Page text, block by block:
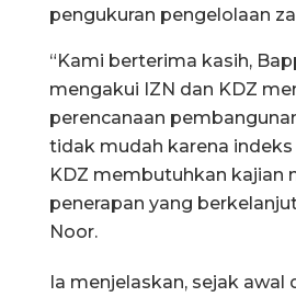
pengukuran pengelolaan
“Kami berterima kasih,
mengakui IZN dan KDZ
perencanaan
tidak mudah karena
KDZ membutuhkan kajian
penerapan yang
Noor.
Ia menjelaskan, sejak awal